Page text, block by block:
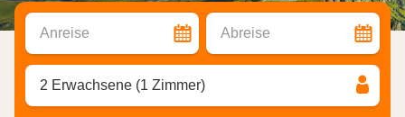
Anreise Abreise
2 Erwachsene (1 Zimmer)